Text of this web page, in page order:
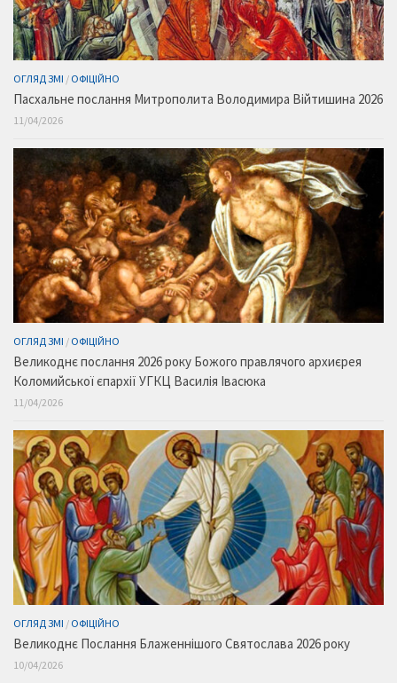
ОГЛЯД ЗМІ / ОФІЦІЙНО
Пасхальне послання Митрополита Володимира Війтишина 2026
11/04/2026
ОГЛЯД ЗМІ / ОФІЦІЙНО
Великоднє послання 2026 року Божого правлячого архиєрея
Коломийської єпархії УГКЦ Василія Івасюка
11/04/2026
ОГЛЯД ЗМІ / ОФІЦІЙНО
Великоднє Послання Блаженнішого Святослава 2026 року
10/04/2026